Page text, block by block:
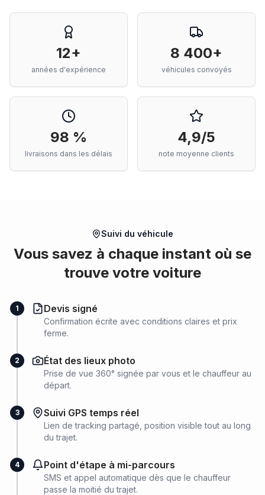
12+
années d'expérience
8 400+
véhicules convoyés
98 %
livraisons dans les délais
4,9/5
note moyenne clients
Suivi du véhicule
Vous savez à chaque instant où se
trouve votre voiture
1 Devis signé
Confirmation écrite avec conditions claires et prix
ferme.
2 État des lieux photo
Prise de vue 360° signée par vous et le chauffeur au
départ.
3 Suivi GPS temps réel
Lien de tracking partagé, position visible tout au long
du trajet.
4 Point d'étape à mi-parcours
SMS et appel automatique dès que le chauffeur
passe la moitié du trajet.